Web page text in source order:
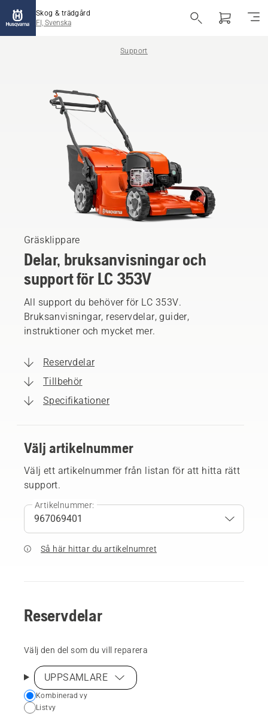
Skog & trädgård
FI, Svenska
Support
Gräsklippare
Delar, bruksanvisningar och
support för LC 353V
All support du behöver för LC 353V.
Bruksanvisningar, reservdelar, guider,
instruktioner och mycket mer.
Reservdelar
Tillbehör
Specifikationer
Välj artikelnummer
Välj ett artikelnummer från listan för att hitta rätt
support.
Artikelnummer:
Så här hittar du artikelnumret
Reservdelar
Välj den del som du vill reparera
UPPSAMLARE
Choose
your
Kombinerad vy
Listvy